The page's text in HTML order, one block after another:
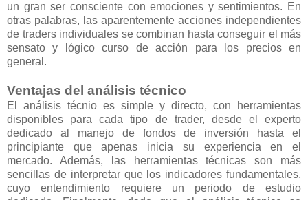
un gran ser consciente con emociones y sentimientos. En
otras palabras, las aparentemente acciones independientes
de traders individuales se combinan hasta conseguir el más
sensato y lógico curso de acción para los precios en
general.
Ventajas del análisis técnico
El análisis técnio es simple y directo, con herramientas
disponibles para cada tipo de trader, desde el experto
dedicado al manejo de fondos de inversión hasta el
principiante que apenas inicia su experiencia en el
mercado. Además, las herramientas técnicas son más
sencillas de interpretar que los indicadores fundamentales,
cuyo entendimiento requiere un periodo de estudio